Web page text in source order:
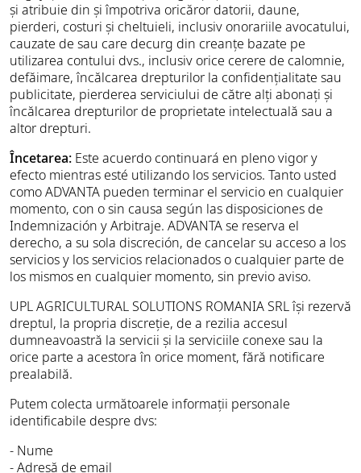
și atribuie din și împotriva oricăror datorii, daune,
pierderi, costuri și cheltuieli, inclusiv onorariile avocatului,
cauzate de sau care decurg din creanțe bazate pe
utilizarea contului dvs., inclusiv orice cerere de calomnie,
defăimare, încălcarea drepturilor la confidențialitate sau
publicitate, pierderea serviciului de către alți abonați și
încălcarea drepturilor de proprietate intelectuală sau a
altor drepturi.
Încetarea: Este acuerdo continuará en pleno vigor y
efecto mientras esté utilizando los servicios. Tanto usted
como ADVANTA pueden terminar el servicio en cualquier
momento, con o sin causa según las disposiciones de
Indemnización y Arbitraje. ADVANTA se reserva el
derecho, a su sola discreción, de cancelar su acceso a los
servicios y los servicios relacionados o cualquier parte de
los mismos en cualquier momento, sin previo aviso.
UPL AGRICULTURAL SOLUTIONS ROMANIA SRL își rezervă
dreptul, la propria discreție, de a rezilia accesul
dumneavoastră la servicii și la serviciile conexe sau la
orice parte a acestora în orice moment, fără notificare
prealabilă.
Putem colecta următoarele informații personale
identificabile despre dvs:
- Nume
- Adresă de email